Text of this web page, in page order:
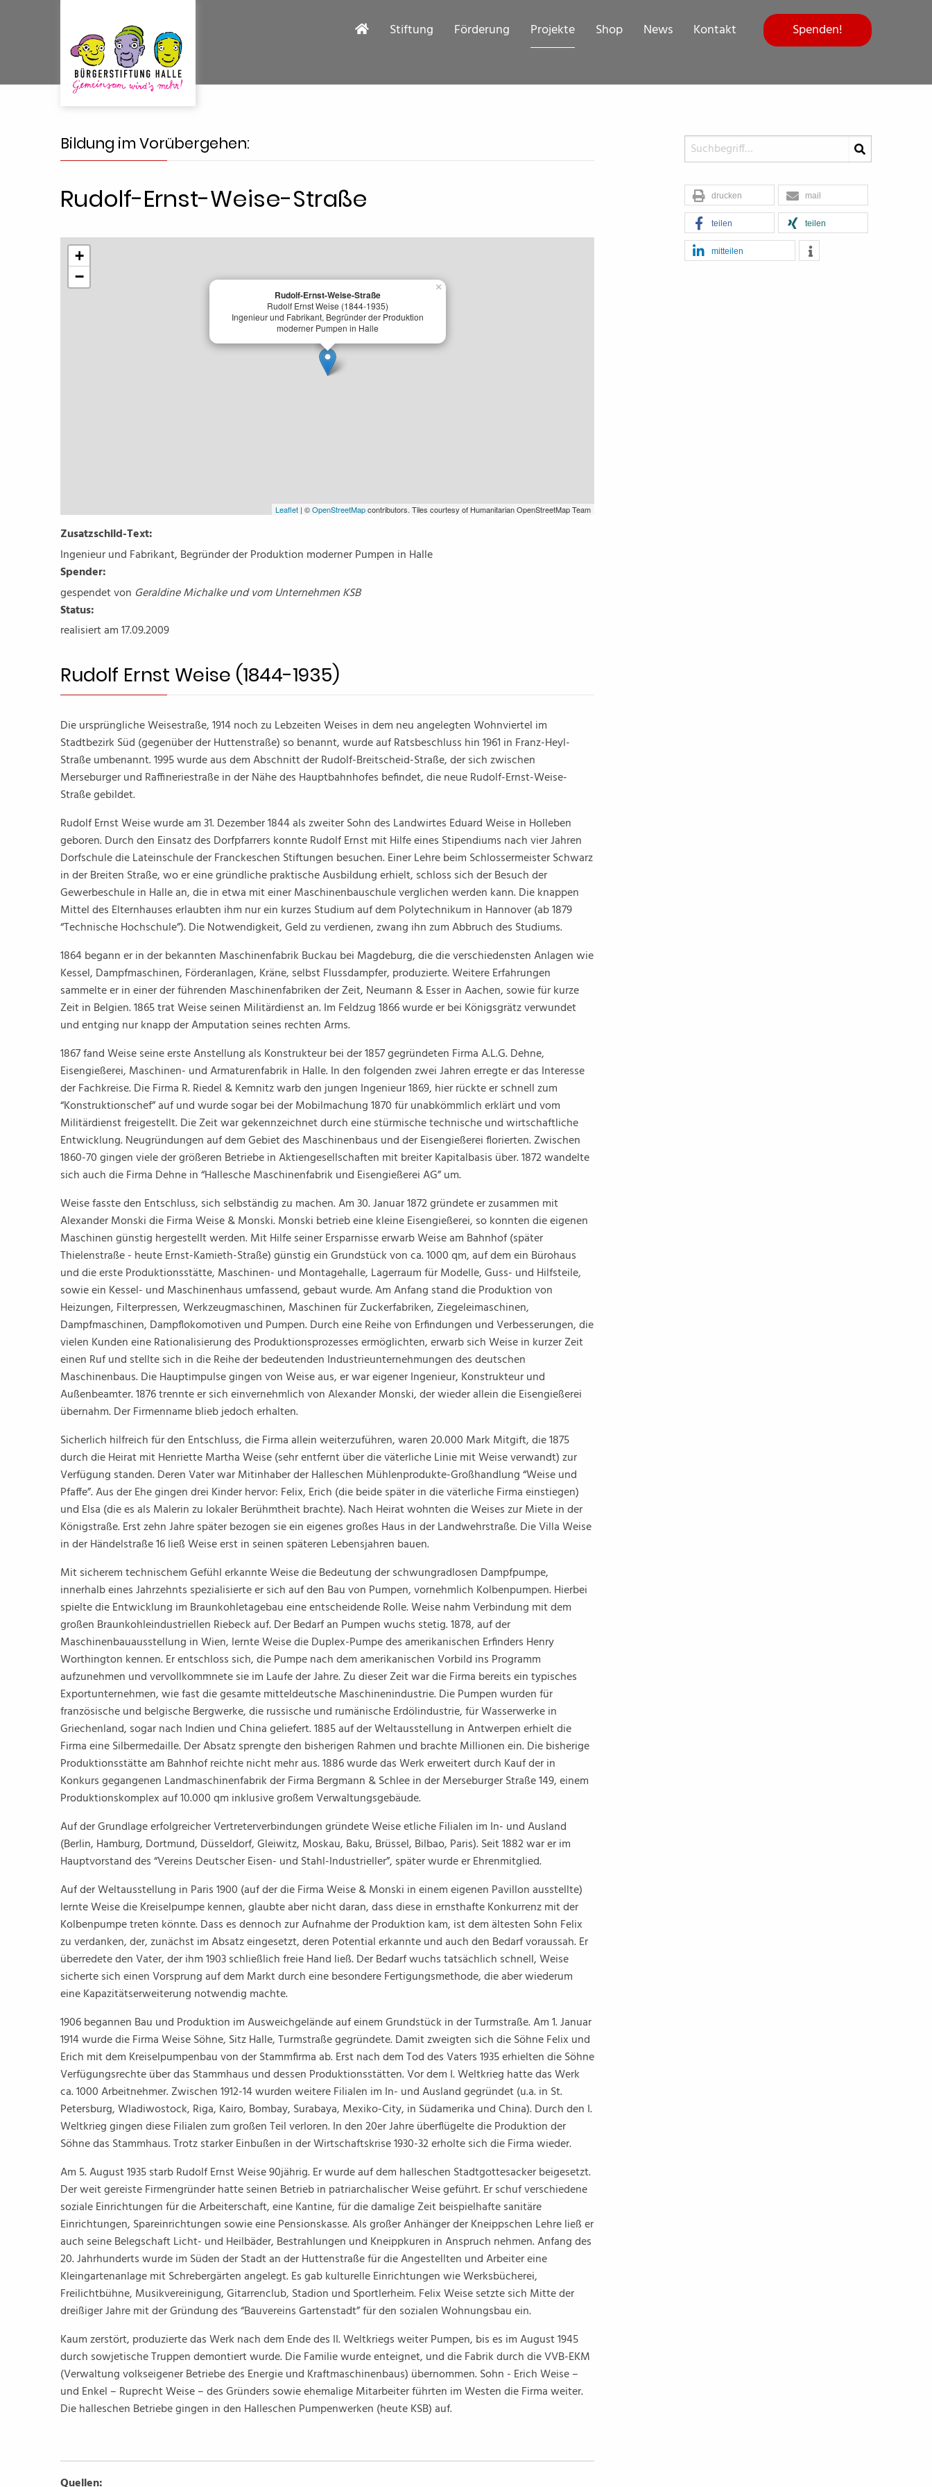
Spenden!
Stiftung Förderung Projekte Shop News Kontakt
Bildung im Vorübergehen:
Rudolf-Ernst-Weise-Straße
Rudolf-Ernst-Weise-Straße
Rudolf Ernst Weise (1844-1935)
Ingenieur und Fabrikant, Begründer der Produktion
moderner Pumpen in Halle
×
+
−
Leaflet | ©OpenStreetMapcontributors. Tiles courtesy of Humanitarian OpenStreetMap Team
Zusatzschild-Text:
Ingenieur und Fabrikant, Begründer der Produktion moderner Pumpen in Halle
Spender:
gespendet von Geraldine Michalke und vom Unternehmen KSB
Status:
realisiert am 17.09.2009
Rudolf Ernst Weise (1844-1935)
Die ursprüngliche Weisestraße, 1914 noch zu Lebzeiten Weises in dem neu angelegten Wohnviertel im
Stadtbezirk Süd (gegenüber der Huttenstraße) so benannt, wurde auf Ratsbeschluss hin 1961 in Franz-Heyl-
Straße umbenannt. 1995 wurde aus dem Abschnitt der Rudolf-Breitscheid-Straße, der sich zwischen
Merseburger und Raffineriestraße in der Nähe des Hauptbahnhofes befindet, die neue Rudolf-Ernst-Weise-
Straße gebildet.
Rudolf Ernst Weise wurde am 31. Dezember 1844 als zweiter Sohn des Landwirtes Eduard Weise in Holleben
geboren. Durch den Einsatz des Dorfpfarrers konnte Rudolf Ernst mit Hilfe eines Stipendiums nach vier Jahren
Dorfschule die Lateinschule der Franckeschen Stiftungen besuchen. Einer Lehre beim Schlossermeister Schwarz
in der Breiten Straße, wo er eine gründliche praktische Ausbildung erhielt, schloss sich der Besuch der
Gewerbeschule in Halle an, die in etwa mit einer Maschinenbauschule verglichen werden kann. Die knappen
Mittel des Elternhauses erlaubten ihm nur ein kurzes Studium auf dem Polytechnikum in Hannover (ab 1879
“Technische Hochschule”). Die Notwendigkeit, Geld zu verdienen, zwang ihn zum Abbruch des Studiums.
1864 begann er in der bekannten Maschinenfabrik Buckau bei Magdeburg, die die verschiedensten Anlagen wie
Kessel, Dampfmaschinen, Förderanlagen, Kräne, selbst Flussdampfer, produzierte. Weitere Erfahrungen
sammelte er in einer der führenden Maschinenfabriken der Zeit, Neumann & Esser in Aachen, sowie für kurze
Zeit in Belgien. 1865 trat Weise seinen Militärdienst an. Im Feldzug 1866 wurde er bei Königsgrätz verwundet
und entging nur knapp der Amputation seines rechten Arms.
1867 fand Weise seine erste Anstellung als Konstrukteur bei der 1857 gegründeten Firma A.L.G. Dehne,
Eisengießerei, Maschinen- und Armaturenfabrik in Halle. In den folgenden zwei Jahren erregte er das Interesse
der Fachkreise. Die Firma R. Riedel & Kemnitz warb den jungen Ingenieur 1869, hier rückte er schnell zum
“Konstruktionschef” auf und wurde sogar bei der Mobilmachung 1870 für unabkömmlich erklärt und vom
Militärdienst freigestellt. Die Zeit war gekennzeichnet durch eine stürmische technische und wirtschaftliche
Entwicklung. Neugründungen auf dem Gebiet des Maschinenbaus und der Eisengießerei florierten. Zwischen
1860-70 gingen viele der größeren Betriebe in Aktiengesellschaften mit breiter Kapitalbasis über. 1872 wandelte
sich auch die Firma Dehne in “Hallesche Maschinenfabrik und Eisengießerei AG” um.
Weise fasste den Entschluss, sich selbständig zu machen. Am 30. Januar 1872 gründete er zusammen mit
Alexander Monski die Firma Weise & Monski. Monski betrieb eine kleine Eisengießerei, so konnten die eigenen
Maschinen günstig hergestellt werden. Mit Hilfe seiner Ersparnisse erwarb Weise am Bahnhof (später
Thielenstraße - heute Ernst-Kamieth-Straße) günstig ein Grundstück von ca. 1000 qm, auf dem ein Bürohaus
und die erste Produktionsstätte, Maschinen- und Montagehalle, Lagerraum für Modelle, Guss- und Hilfsteile,
sowie ein Kessel- und Maschinenhaus umfassend, gebaut wurde. Am Anfang stand die Produktion von
Heizungen, Filterpressen, Werkzeugmaschinen, Maschinen für Zuckerfabriken, Ziegeleimaschinen,
Dampfmaschinen, Dampflokomotiven und Pumpen. Durch eine Reihe von Erfindungen und Verbesserungen, die
vielen Kunden eine Rationalisierung des Produktionsprozesses ermöglichten, erwarb sich Weise in kurzer Zeit
einen Ruf und stellte sich in die Reihe der bedeutenden Industrieunternehmungen des deutschen
Maschinenbaus. Die Hauptimpulse gingen von Weise aus, er war eigener Ingenieur, Konstrukteur und
Außenbeamter. 1876 trennte er sich einvernehmlich von Alexander Monski, der wieder allein die Eisengießerei
übernahm. Der Firmenname blieb jedoch erhalten.
Sicherlich hilfreich für den Entschluss, die Firma allein weiterzuführen, waren 20.000 Mark Mitgift, die 1875
durch die Heirat mit Henriette Martha Weise (sehr entfernt über die väterliche Linie mit Weise verwandt) zur
Verfügung standen. Deren Vater war Mitinhaber der Halleschen Mühlenprodukte-Großhandlung “Weise und
Pfaffe”. Aus der Ehe gingen drei Kinder hervor: Felix, Erich (die beide später in die väterliche Firma einstiegen)
und Elsa (die es als Malerin zu lokaler Berühmtheit brachte). Nach Heirat wohnten die Weises zur Miete in der
Königstraße. Erst zehn Jahre später bezogen sie ein eigenes großes Haus in der Landwehrstraße. Die Villa Weise
in der Händelstraße 16 ließ Weise erst in seinen späteren Lebensjahren bauen.
Mit sicherem technischem Gefühl erkannte Weise die Bedeutung der schwungradlosen Dampfpumpe,
innerhalb eines Jahrzehnts spezialisierte er sich auf den Bau von Pumpen, vornehmlich Kolbenpumpen. Hierbei
spielte die Entwicklung im Braunkohletagebau eine entscheidende Rolle. Weise nahm Verbindung mit dem
großen Braunkohleindustriellen Riebeck auf. Der Bedarf an Pumpen wuchs stetig. 1878, auf der
Maschinenbauausstellung in Wien, lernte Weise die Duplex-Pumpe des amerikanischen Erfinders Henry
Worthington kennen. Er entschloss sich, die Pumpe nach dem amerikanischen Vorbild ins Programm
aufzunehmen und vervollkommnete sie im Laufe der Jahre. Zu dieser Zeit war die Firma bereits ein typisches
Exportunternehmen, wie fast die gesamte mitteldeutsche Maschinenindustrie. Die Pumpen wurden für
französische und belgische Bergwerke, die russische und rumänische Erdölindustrie, für Wasserwerke in
Griechenland, sogar nach Indien und China geliefert. 1885 auf der Weltausstellung in Antwerpen erhielt die
Firma eine Silbermedaille. Der Absatz sprengte den bisherigen Rahmen und brachte Millionen ein. Die bisherige
Produktionsstätte am Bahnhof reichte nicht mehr aus. 1886 wurde das Werk erweitert durch Kauf der in
Konkurs gegangenen Landmaschinenfabrik der Firma Bergmann & Schlee in der Merseburger Straße 149, einem
Produktionskomplex auf 10.000 qm inklusive großem Verwaltungsgebäude.
Auf der Grundlage erfolgreicher Vertreterverbindungen gründete Weise etliche Filialen im In- und Ausland
(Berlin, Hamburg, Dortmund, Düsseldorf, Gleiwitz, Moskau, Baku, Brüssel, Bilbao, Paris). Seit 1882 war er im
Hauptvorstand des “Vereins Deutscher Eisen- und Stahl-Industrieller”, später wurde er Ehrenmitglied.
Auf der Weltausstellung in Paris 1900 (auf der die Firma Weise & Monski in einem eigenen Pavillon ausstellte)
lernte Weise die Kreiselpumpe kennen, glaubte aber nicht daran, dass diese in ernsthafte Konkurrenz mit der
Kolbenpumpe treten könnte. Dass es dennoch zur Aufnahme der Produktion kam, ist dem ältesten Sohn Felix
zu verdanken, der, zunächst im Absatz eingesetzt, deren Potential erkannte und auch den Bedarf voraussah. Er
überredete den Vater, der ihm 1903 schließlich freie Hand ließ. Der Bedarf wuchs tatsächlich schnell, Weise
sicherte sich einen Vorsprung auf dem Markt durch eine besondere Fertigungsmethode, die aber wiederum
eine Kapazitätserweiterung notwendig machte.
1906 begannen Bau und Produktion im Ausweichgelände auf einem Grundstück in der Turmstraße. Am 1. Januar
1914 wurde die Firma Weise Söhne, Sitz Halle, Turmstraße gegründete. Damit zweigten sich die Söhne Felix und
Erich mit dem Kreiselpumpenbau von der Stammfirma ab. Erst nach dem Tod des Vaters 1935 erhielten die Söhne
Verfügungsrechte über das Stammhaus und dessen Produktionsstätten. Vor dem I. Weltkrieg hatte das Werk
ca. 1000 Arbeitnehmer. Zwischen 1912-14 wurden weitere Filialen im In- und Ausland gegründet (u.a. in St.
Petersburg, Wladiwostock, Riga, Kairo, Bombay, Surabaya, Mexiko-City, in Südamerika und China). Durch den I.
Weltkrieg gingen diese Filialen zum großen Teil verloren. In den 20er Jahre überflügelte die Produktion der
Söhne das Stammhaus. Trotz starker Einbußen in der Wirtschaftskrise 1930-32 erholte sich die Firma wieder.
Am 5. August 1935 starb Rudolf Ernst Weise 90jährig. Er wurde auf dem halleschen Stadtgottesacker beigesetzt.
Der weit gereiste Firmengründer hatte seinen Betrieb in patriarchalischer Weise geführt. Er schuf verschiedene
soziale Einrichtungen für die Arbeiterschaft, eine Kantine, für die damalige Zeit beispielhafte sanitäre
Einrichtungen, Spareinrichtungen sowie eine Pensionskasse. Als großer Anhänger der Kneippschen Lehre ließ er
auch seine Belegschaft Licht- und Heilbäder, Bestrahlungen und Kneippkuren in Anspruch nehmen. Anfang des
20. Jahrhunderts wurde im Süden der Stadt an der Huttenstraße für die Angestellten und Arbeiter eine
Kleingartenanlage mit Schrebergärten angelegt. Es gab kulturelle Einrichtungen wie Werksbücherei,
Freilichtbühne, Musikvereinigung, Gitarrenclub, Stadion und Sportlerheim. Felix Weise setzte sich Mitte der
dreißiger Jahre mit der Gründung des “Bauvereins Gartenstadt” für den sozialen Wohnungsbau ein.
Kaum zerstört, produzierte das Werk nach dem Ende des II. Weltkriegs weiter Pumpen, bis es im August 1945
durch sowjetische Truppen demontiert wurde. Die Familie wurde enteignet, und die Fabrik durch die VVB-EKM
(Verwaltung volkseigener Betriebe des Energie und Kraftmaschinenbaus) übernommen. Sohn - Erich Weise –
und Enkel – Ruprecht Weise – des Gründers sowie ehemalige Mitarbeiter führten im Westen die Firma weiter.
Die halleschen Betriebe gingen in den Halleschen Pumpenwerken (heute KSB) auf.
drucken mail
teilen teilen
mitteilen